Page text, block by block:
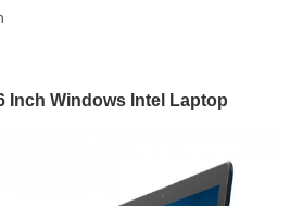
Inch Windows Intel Laptop